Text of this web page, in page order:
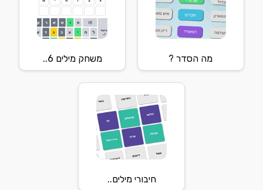
מה הסדר ? משחק מילים 6..
חיבורי מילים..